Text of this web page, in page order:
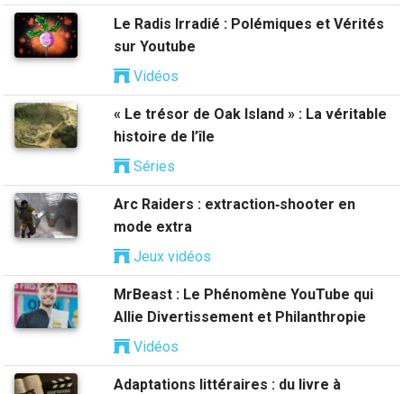
Le Radis Irradié : Polémiques et Vérités
sur Youtube
Vidéos
« Le trésor de Oak Island » : La véritable
histoire de l’île
Séries
Arc Raiders : extraction‑shooter en
mode extra
Jeux vidéos
MrBeast : Le Phénomène YouTube qui
Allie Divertissement et Philanthropie
Vidéos
Adaptations littéraires : du livre à